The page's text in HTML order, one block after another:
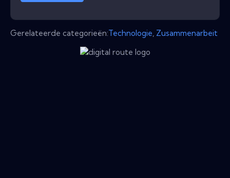
Gerelateerde categorieën:Technologie Zusammenarbeit